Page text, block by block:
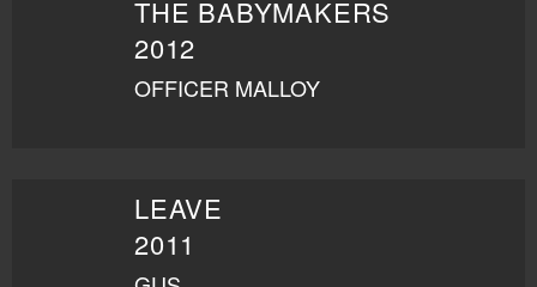
THE BABYMAKERS
2012
OFFICER MALLOY
LEAVE
2011